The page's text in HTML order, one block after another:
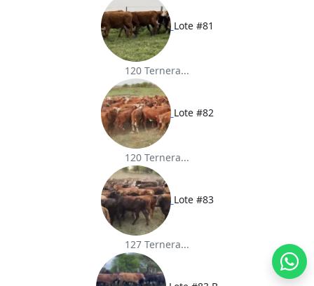
Lote #81
120 Ternera...
Lote #82
120 Ternera...
Lote #83
127 Ternera...